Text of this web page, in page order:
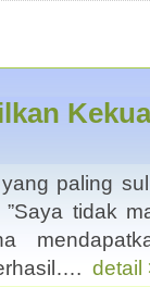
paling
tidak
detail